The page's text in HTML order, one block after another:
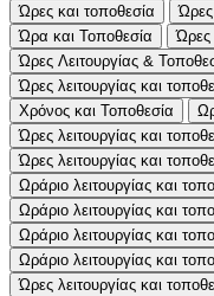
Ώρες και τοποθεσία
Ώρες
Ώρα και Τοποθεσία
Ώρες
Ώρες Λειτουργίας &
Ώρες λειτουργίας και
Χρόνος και Τοποθεσία
Ώρες λειτουργίας και
Ώρες λειτουργίας και
Ωράριο λειτουργίας και
Ωράριο λειτουργίας και
Ωράριο λειτουργίας και
Ωράριο λειτουργίας και
Ώρες λειτουργίας και